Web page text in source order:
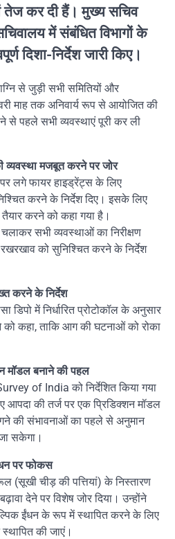
तेज कर दी हैं। मुख्य सचिव
में संबंधित विभागों के
दिशा-निर्देश जारी किए।
से जुड़ी सभी समितियों और
माह तक अनिवार्य रूप से आयोजित की
से पहले सभी व्यवस्थाएं पूरी कर ली
व्यवस्था मजबूत करने पर जोर
पर लगे फायर हाइड्रेंट्स के लिए
करने के निर्देश दिए। इसके लिए
करने को कहा गया है।
सभी व्यवस्थाओं का निरीक्षण
को सुनिश्चित करने के निर्देश
करने के निर्देश
में निर्धारित प्रोटोकॉल के अनुसार
को कहा, ताकि आग की घटनाओं को रोका
मॉडल बनाने की पहल
of India को निर्देशित किया गया
आपदा की तर्ज पर एक प्रिडिक्शन मॉडल
की संभावनाओं का पहले से अनुमान
सकेगा।
पर फोकस
(सूखी चीड़ की पत्तियां) के निस्तारण
देने पर विशेष जोर दिया। उन्होंने
ईंधन के रूप में स्थापित करने के लिए
की जाएं।